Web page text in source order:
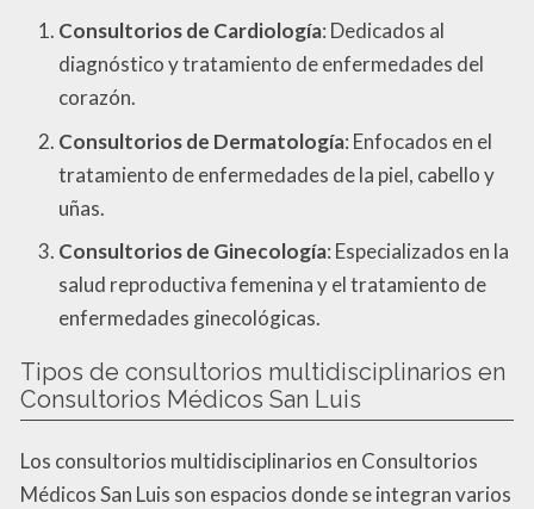
Consultorios de Cardiología: Dedicados al
diagnóstico y tratamiento de enfermedades del
corazón.
Consultorios de Dermatología: Enfocados en el
tratamiento de enfermedades de la piel, cabello y
uñas.
Consultorios de Ginecología: Especializados en la
salud reproductiva femenina y el tratamiento de
enfermedades ginecológicas.
Tipos de consultorios multidisciplinarios en
Consultorios Médicos San Luis
Los consultorios multidisciplinarios en Consultorios
Médicos San Luis son espacios donde se integran varios